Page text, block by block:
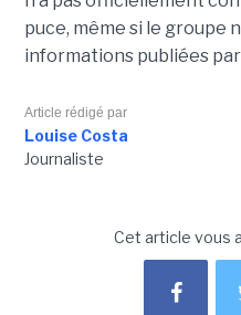
puce, même si le groupe
informations publiées
Article rédigé par
Louise Costa
Journaliste
Cet article vous